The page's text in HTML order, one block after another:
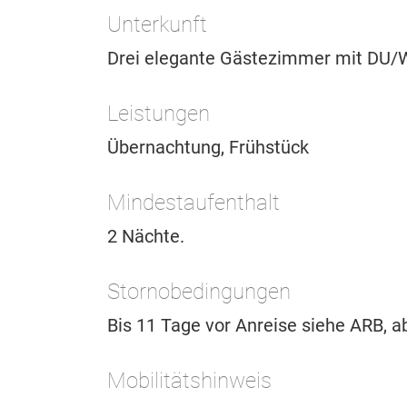
Unterkunft
Drei elegante Gästezimmer mit DU/
Leistungen
Übernachtung, Frühstück
Mindestaufenthalt
2 Nächte.
Stornobedingungen
Bis 11 Tage vor Anreise siehe ARB,
Mobilitätshinweis